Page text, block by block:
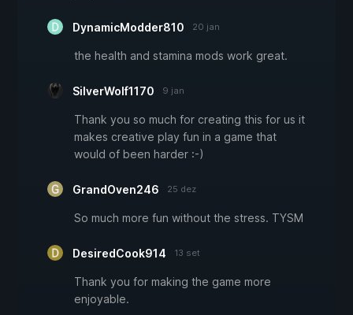
DynamicModder810 20 jan
the health and stamina mods work great.
SilverWolf1170 9 jan
Thank you so much for creating this for us it
makes creative play fun in a game that
would of been harder :-)
GrandOven246 25 dez
So much more fun without the stress. TYSM
DesiredCook914 13 set
Thank you for making the game more
enjoyable.